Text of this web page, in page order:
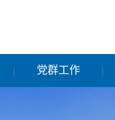
| 党群工作 |